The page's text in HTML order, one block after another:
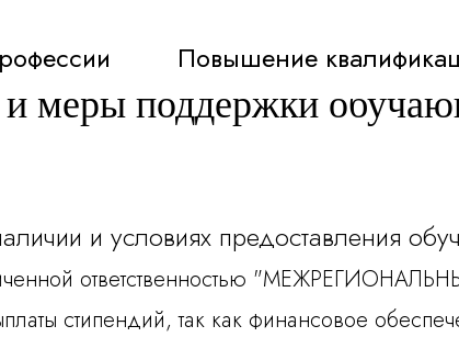
Повышение
и меры поддержки
и условиях предоставления
ответственностью
стипендий, так как финансовое